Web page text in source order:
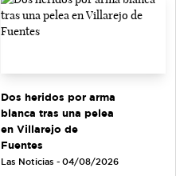
Dos heridos por arma
blanca tras una pelea
en Villarejo de
Fuentes
Las Noticias - 04/08/2026